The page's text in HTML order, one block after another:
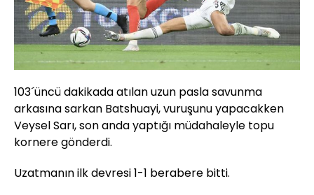
103´üncü dakikada atılan uzun pasla savunma
arkasına sarkan Batshuayi, vuruşunu yapacakken
Veysel Sarı, son anda yaptığı müdahaleyle topu
kornere gönderdi.
Uzatmanın ilk devresi 1-1 berabere bitti.